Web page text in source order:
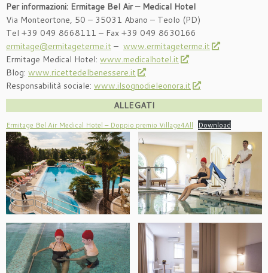
Per informazioni: Ermitage Bel Air – Medical Hotel
Via Monteortone, 50 – 35031 Abano – Teolo (PD)
Tel +39 049 8668111 – Fax +39 049 8630166
ermitage@ermitageterme.it – www.ermitageterme.it
Ermitage Medical Hotel: www.medicalhotel.it
Blog: www.ricettedelbenessere.it
Responsabilità sociale: www.ilsognodieleonora.it
ALLEGATI
Ermitage Bel Air Medical Hotel – Doppio premio Village4All Download